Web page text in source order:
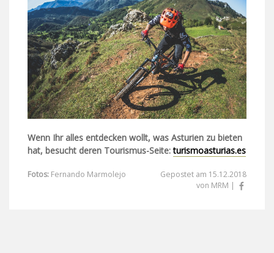
Wenn Ihr alles entdecken wollt, was Asturien zu bieten
hat, besucht deren Tourismus-Seite:turismoasturias.es
Fotos: Fernando Marmolejo
Gepostet am 15.12.2018
von MRM |